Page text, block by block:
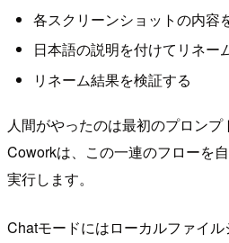
各スクリーンショットの内容
日本語の説明を付けてリネー
リネーム結果を検証する
人間がやったのは最初のプロン
Coworkは、この一連のフローを
実行します。
Chatモードにはローカルファイ